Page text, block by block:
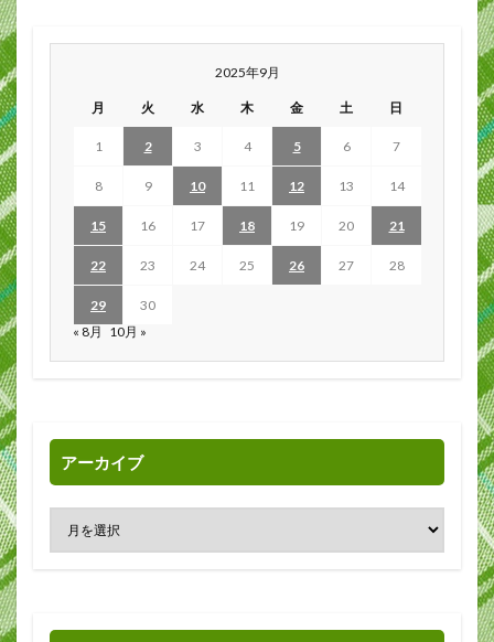
2025年9月
月 火 水 木 金 土 日
1 2 3 4 5 6 7
8 9 10 11 12 13 14
15 16 17 18 19 20 21
22 23 24 25 26 27 28
29
30
« 8月 10月 »
アーカイブ